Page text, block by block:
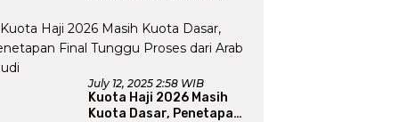
Persaudaraan Lintas
Iman
July 12, 2025 2:58 WIB
Kuota Haji 2026 Masih
Kuota Dasar, Penetapan